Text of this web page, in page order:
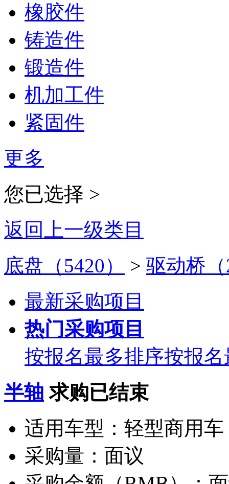
橡胶件
铸造件
锻造件
机加工件
紧固件
更多
您已选择 >
返回上一级类目
底盘（5420）
> 驱动桥
最新采购项目
热门采购项目
按报名最多排序按报
半轴 求购已结束
适用车型： 轻型商用
采购量： 面议